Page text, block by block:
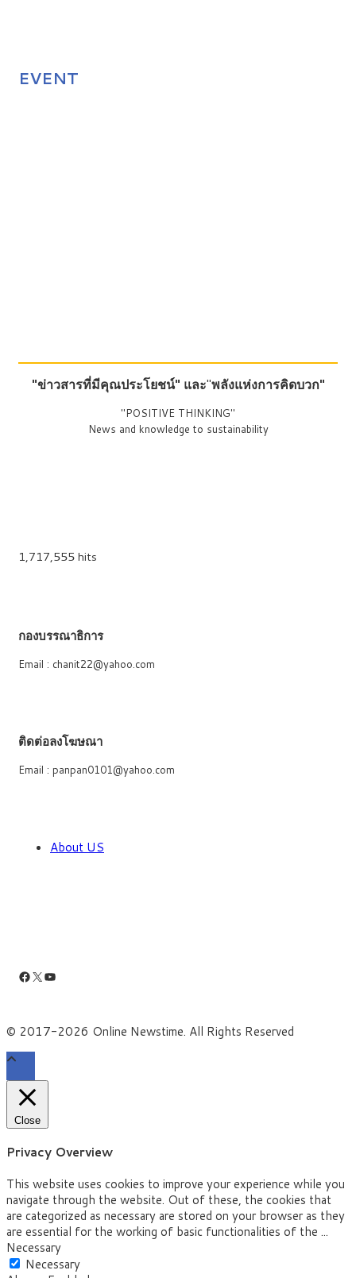
EVENT
"ข่าวสารที่มีคุณประโยชน์" และ"พลังแห่งการคิดบวก"
"POSITIVE THINKING"
News and knowledge to sustainability
1,717,555 hits
กองบรรณาธิการ
Email : chanit22@yahoo.com
ติดต่อลงโฆษณา
Email : panpan0101@yahoo.com
About US
Facebook
X YouTube
© 2017-2026 Online Newstime. All Rights Reserved
Close
Privacy Overview
This website uses cookies to improve your experience while you
navigate through the website. Out of these, the cookies that
are categorized as necessary are stored on your browser as they
are essential for the working of basic functionalities of the ...
Necessary
Necessary